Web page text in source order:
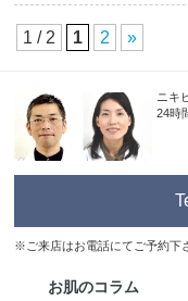
1 / 2 1 2 »
ニキ
24時
※ご来店はお電話にてご予約下
お肌のコラム